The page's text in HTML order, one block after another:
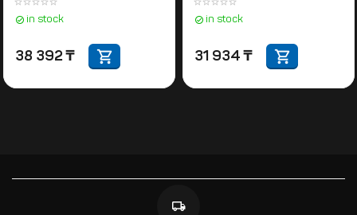
in stock
38 392 ₸
in stock
31 934 ₸